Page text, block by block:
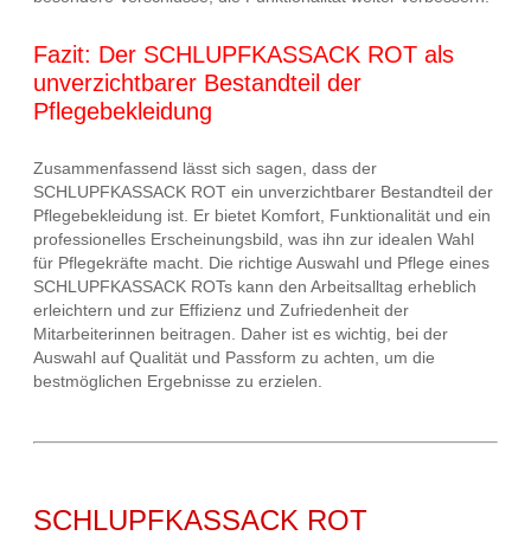
Fazit: Der SCHLUPFKASSACK ROT als
unverzichtbarer Bestandteil der
Pflegebekleidung
Zusammenfassend lässt sich sagen, dass der
SCHLUPFKASSACK ROT ein unverzichtbarer Bestandteil der
Pflegebekleidung ist. Er bietet Komfort, Funktionalität und ein
professionelles Erscheinungsbild, was ihn zur idealen Wahl
für Pflegekräfte macht. Die richtige Auswahl und Pflege eines
SCHLUPFKASSACK ROTs kann den Arbeitsalltag erheblich
erleichtern und zur Effizienz und Zufriedenheit der
Mitarbeiterinnen beitragen. Daher ist es wichtig, bei der
Auswahl auf Qualität und Passform zu achten, um die
bestmöglichen Ergebnisse zu erzielen.
SCHLUPFKASSACK ROT